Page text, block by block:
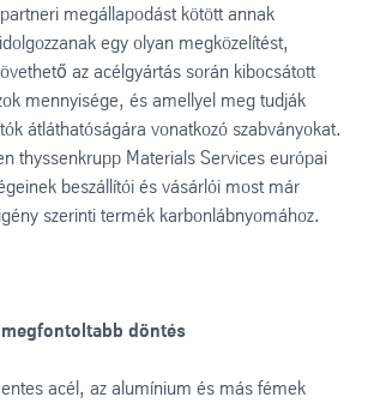
megállapodást kötött annak
egy olyan megközelítést,
az acélgyártás során kibocsátott
mennyisége, és amellyel meg tudják
átláthatóságára vonatkozó szabványokat.
thyssenkrupp Materials Services európai
beszállítói és vásárlói most már
szerinti termék karbonlábnyomához.
döntés
acél, az alumínium és más fémek